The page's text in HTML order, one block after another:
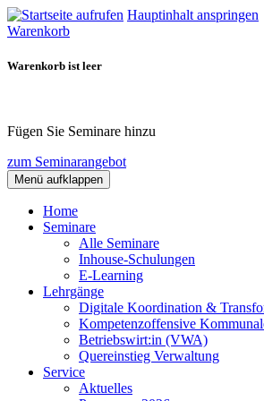
Hauptinhalt anspringen
Warenkorb
Warenkorb ist leer
Fügen Sie Seminare hinzu
zum Seminarangebot
Menü aufklappen
Home
Seminare
Alle Seminare
Inhouse-Schulungen
E-Learning
Lehrgänge
Digitale Koordination &
Kompetenzoffensive
Betriebswirt:in (VWA)
Quereinstieg Verwaltung
Service
Aktuelles